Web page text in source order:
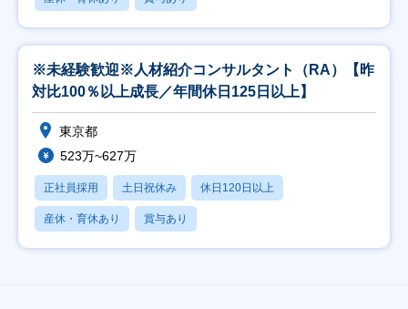
※未経験歓迎※人材紹介コンサルタント（RA）【昨
対比100％以上成長／年間休日125日以上】
東京都
523万~627万
正社員採用 土日祝休み 休日120日以上
産休・育休あり 賞与あり